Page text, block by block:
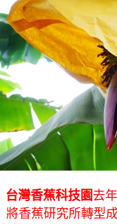
台灣香蕉科技園去
將香蕉研究所轉型